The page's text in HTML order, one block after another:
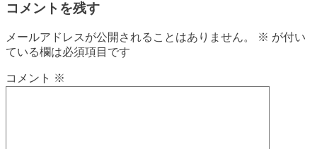
コメントを残す
メールアドレスが公開されることはありません。 ※ が付い
ている欄は必須項目です
コメント ※